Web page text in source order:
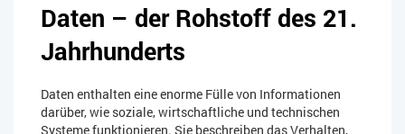
Daten – der Rohstoff des 21.
Jahrhunderts
Daten enthalten eine enorme Fülle von Informationen
darüber, wie soziale, wirtschaftliche und technischen
Systeme funktionieren. Sie beschreiben das Verhalten,